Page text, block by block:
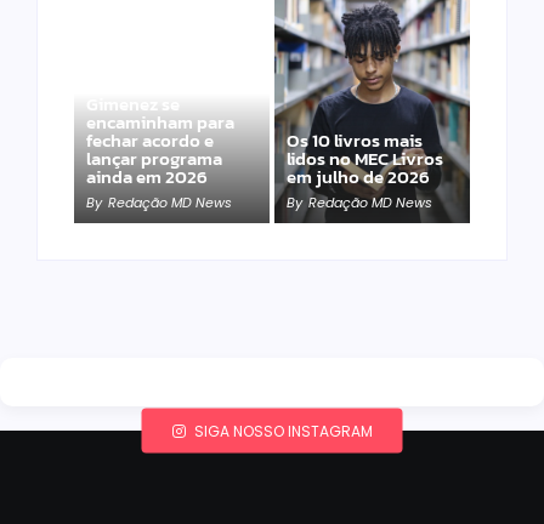
Gimenez se
encaminham para
fechar acordo e
lançar programa
ainda em 2026
By Redação MD News
Os 10 livros mais
lidos no MEC Livros
em julho de 2026
By Redação MD News
SIGA NOSSO INSTAGRAM